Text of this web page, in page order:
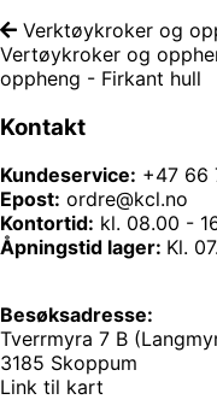
Verktøykroker og
Vertøykroker og
oppheng - Firkant hull
Kontakt
Kundeservice: +47 66
Epost: ordre@kcl.no
Kontortid: kl. 08.00 -
Åpningstid lager: Kl.
Besøksadresse:
Tverrmyra 7 B
3185 Skoppum
Link til kart